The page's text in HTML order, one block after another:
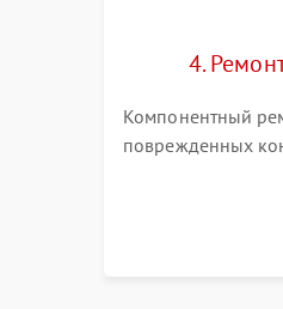
4.
Компонентный
поврежденных
строя